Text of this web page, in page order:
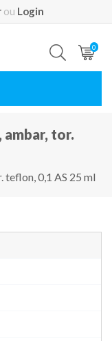
ou Login
0
tor.
0,1 AS 25 ml